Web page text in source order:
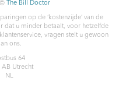
The Bill Doctor
op de ‘kostenzijde’ van de
dat u minder betaalt, voor hetzelfde
vragen stelt u gewoon
ons.
64
AB Utrecht
NL